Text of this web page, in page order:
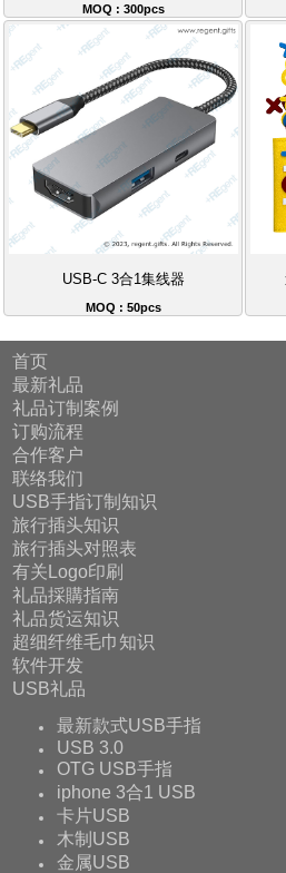
MOQ : 300pcs
USB-C 3合1集线器
MOQ : 50pcs
首页
最新礼品
礼品订制案例
订购流程
合作客户
联络我们
USB手指订制知识
旅行插头知识
旅行插头对照表
有关Logo印刷
礼品採購指南
礼品货运知识
超细纤维毛巾知识
软件开发
USB礼品
最新款式USB手指
USB 3.0
OTG USB手指
iphone 3合1 USB
卡片USB
木制USB
金属USB